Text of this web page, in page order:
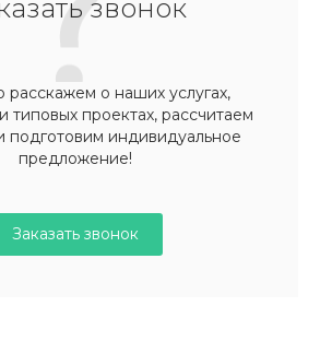
звонок
о наших услугах,
типовых проектах, рассчитаем
подготовим индивидуальное
предложение!
Заказать звонок